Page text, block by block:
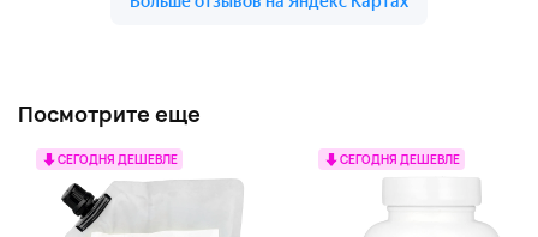
Посмотрите еще
СЕГОДНЯ ДЕШЕВЛЕ СЕГОДНЯ ДЕШЕВЛЕ